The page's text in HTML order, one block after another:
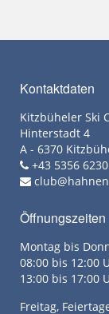
Kontaktdaten
Kitzbüheler Ski
Hinterstadt 4
A - 6370
+43 5356
Öffnungszeiten
Montag bis
08:00 bis 12:00
13:00 bis 17:00
Freitag,